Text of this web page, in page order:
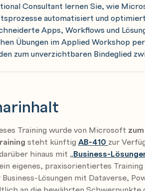
Consultant lernen Sie, wie
automatisiert und
Apps, Workflows und
Übungen im Applied Workshop
zum unverzichtbaren Bindeglied
Training wurde von Microsoft
steht künftig AB-410 zur
hinaus mit „Business-
ein eigenes, praxisorientiertes
Lösungen mit Dataverse,